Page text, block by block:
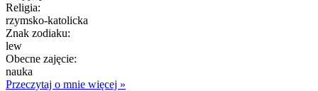
Religia:
rzymsko-katolicka
Znak zodiaku:
lew
Obecne zajęcie:
nauka
Przeczytaj o mnie więcej »